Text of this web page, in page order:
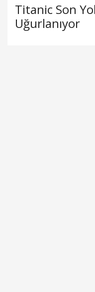
Titanic Son
Uğurlanıyor